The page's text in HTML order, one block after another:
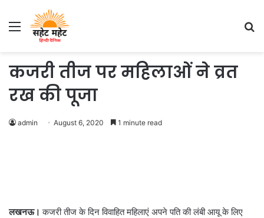
Menu
कजरी तीज पर महिलाओं ने व्रत
रख की पूजा
admin August 6, 2020 1 minute read
लखनऊ। कजरी तीज के दिन विवाहित महिलाएं अपने पति की लंबी आयू के लिए